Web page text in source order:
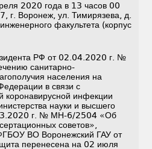
2020 года в 13 часов 00
г. Воронеж, ул. Тимирязева, д.
факультета (корпус
РФ от 02.04.2020 г. №
санитарно-
населения на
в связи с
коронавирусной инфекции
науки и высшего
г. № МН-6/2504 «Об
советов»,
ВО Воронежский ГАУ от
перенесена на 02 июля